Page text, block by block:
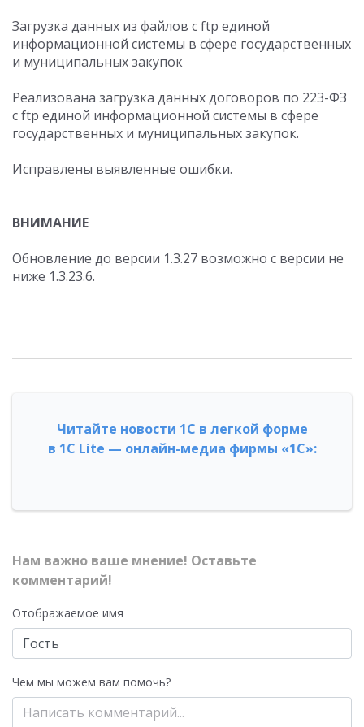
Загрузка данных из файлов с ftp единой
информационной системы в сфере государственных
и муниципальных закупок
Реализована загрузка данных договоров по 223-ФЗ
с ftp единой информационной системы в сфере
государственных и муниципальных закупок.
Исправлены выявленные ошибки.
ВНИМАНИЕ
Обновление до версии 1.3.27 возможно с версии не
ниже 1.3.23.6.
Читайте новости 1С в легкой форме
в 1С Lite — онлайн-медиа фирмы «1С»:
Нам важно ваше мнение! Оставьте
комментарий!
Отображаемое имя
Чем мы можем вам помочь?